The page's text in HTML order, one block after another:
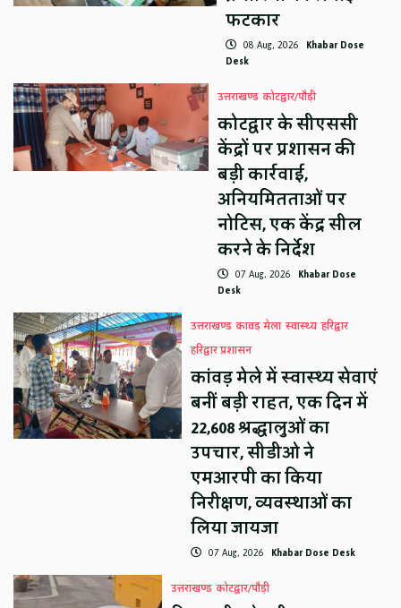
फटकार
08 Aug, 2026 Khabar Dose
Desk
उत्तराखण्ड कोटद्वार/पौड़ी
कोटद्वार के सीएससी
केंद्रों पर प्रशासन की
बड़ी कार्रवाई,
अनियमितताओं पर
नोटिस, एक केंद्र सील
करने के निर्देश
07 Aug, 2026 Khabar Dose
Desk
उत्तराखण्ड कावड़ मेला स्वास्थ्य हरिद्वार
हरिद्वार प्रशासन
कांवड़ मेले में स्वास्थ्य सेवाएं
बनीं बड़ी राहत, एक दिन में
22,608 श्रद्धालुओं का
उपचार, सीडीओ ने
एमआरपी का किया
निरीक्षण, व्यवस्थाओं का
लिया जायजा
07 Aug, 2026 Khabar Dose Desk
उत्तराखण्ड कोटद्वार/पौड़ी